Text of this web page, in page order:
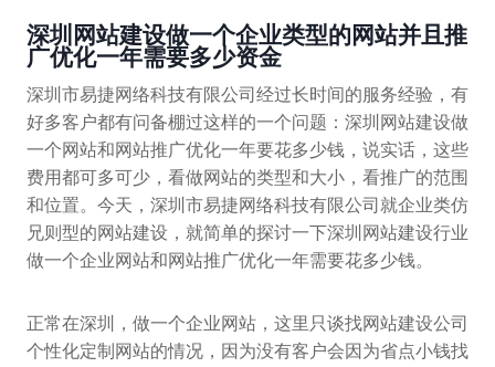
深圳网站建设做一个企业类型的网站并且推
广优化一年需要多少资金
深圳市易捷网络科技有限公司经过长时间的服务经验，有
好多客户都有问备棚过这样的一个问题：深圳网站建设做
一个网站和网站推广优化一年要花多少钱，说实话，这些
费用都可多可少，看做网站的类型和大小，看推广的范围
和位置。今天，深圳市易捷网络科技有限公司就企业类仿
兄则型的网站建设，就简单的探讨一下深圳网站建设行业
做一个企业网站和网站推广优化一年需要花多少钱。
正常在深圳，做一个企业网站，这里只谈找网站建设公司
个性化定制网站的情况，因为没有客户会因为省点小钱找